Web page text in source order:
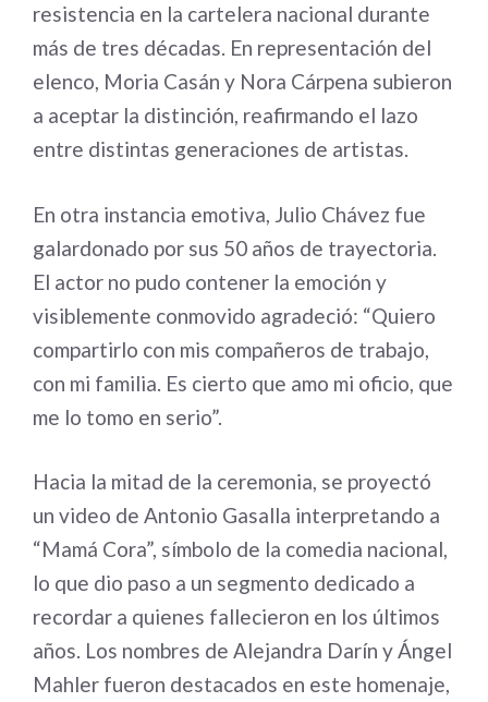
resistencia en la cartelera nacional durante
más de tres décadas. En representación del
elenco, Moria Casán y Nora Cárpena subieron
a aceptar la distinción, reafirmando el lazo
entre distintas generaciones de artistas.
En otra instancia emotiva, Julio Chávez fue
galardonado por sus 50 años de trayectoria.
El actor no pudo contener la emoción y
visiblemente conmovido agradeció: “Quiero
compartirlo con mis compañeros de trabajo,
con mi familia. Es cierto que amo mi oficio, que
me lo tomo en serio”.
Hacia la mitad de la ceremonia, se proyectó
un video de Antonio Gasalla interpretando a
“Mamá Cora”, símbolo de la comedia nacional,
lo que dio paso a un segmento dedicado a
recordar a quienes fallecieron en los últimos
años. Los nombres de Alejandra Darín y Ángel
Mahler fueron destacados en este homenaje,